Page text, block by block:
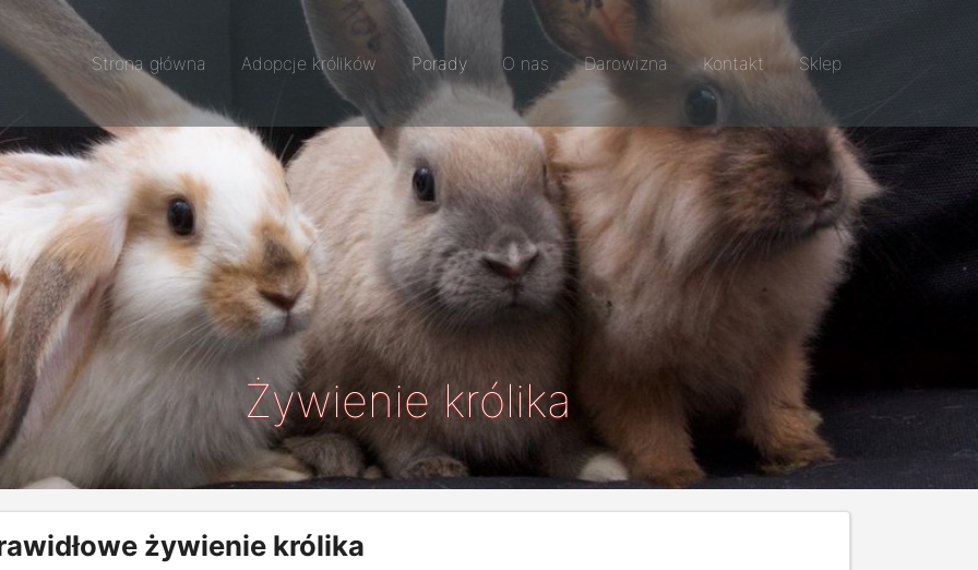
Strona główna Adopcje królików Porady O nas Darowizna Kontakt Sklep
Żywienie królika
żywienie królika